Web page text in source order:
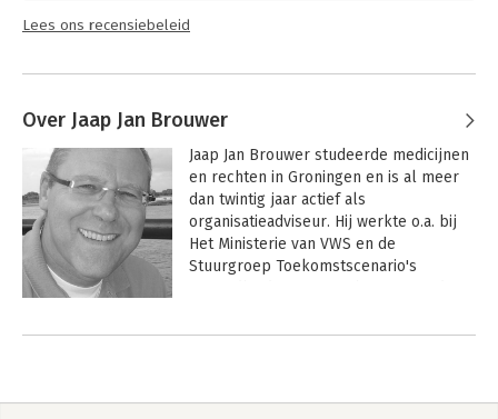
Lees ons recensiebeleid
Over Jaap Jan Brouwer
Jaap Jan Brouwer studeerde medicijnen
en rechten in Groningen en is al meer
dan twintig jaar actief als
organisatieadviseur. Hij werkte o.a. bij
Het Ministerie van VWS en de
Stuurgroep Toekomstscenario's
versus Rijnlanders', 'Organiseren in een
initiatiefnemer van de community
Andere boeken door Jaap Jan